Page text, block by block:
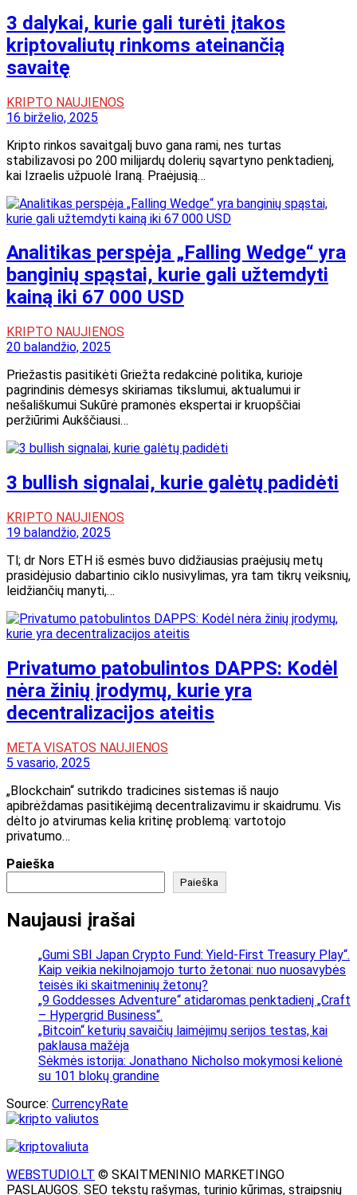
3 dalykai, kurie gali turėti įtakos
kriptovaliutų rinkoms ateinančią
savaitę
KRIPTO NAUJIENOS
16 birželio, 2025
Kripto rinkos savaitgalį buvo gana rami, nes turtas
stabilizavosi po 200 milijardų dolerių sąvartyno penktadienį,
kai Izraelis užpuolė Iraną. Praėjusią…
Analitikas perspėja „Falling Wedge“ yra
banginių spąstai, kurie gali užtemdyti
kainą iki 67 000 USD
KRIPTO NAUJIENOS
20 balandžio, 2025
Priežastis pasitikėti Griežta redakcinė politika, kurioje
pagrindinis dėmesys skiriamas tikslumui, aktualumui ir
nešališkumui Sukūrė pramonės ekspertai ir kruopščiai
peržiūrimi Aukščiausi…
3 bullish signalai, kurie galėtų padidėti
KRIPTO NAUJIENOS
19 balandžio, 2025
Tl; dr Nors ETH iš esmės buvo didžiausias praėjusių metų
prasidėjusio dabartinio ciklo nusivylimas, yra tam tikrų veiksnių,
leidžiančių manyti,…
Privatumo patobulintos DAPPS: Kodėl
nėra žinių įrodymų, kurie yra
decentralizacijos ateitis
META VISATOS NAUJIENOS
5 vasario, 2025
„Blockchain“ sutrikdo tradicines sistemas iš naujo
apibrėždamas pasitikėjimą decentralizavimu ir skaidrumu. Vis
dėlto jo atvirumas kelia kritinę problemą: vartotojo
privatumo…
Paieška
Paieška
Naujausi įrašai
„Gumi SBI Japan Crypto Fund: Yield-First Treasury Play“.
Kaip veikia nekilnojamojo turto žetonai: nuo nuosavybės
teisės iki skaitmeninių žetonų?
„9 Goddesses Adventure“ atidaromas penktadienį „Craft
– Hypergrid Business“.
„Bitcoin“ keturių savaičių laimėjimų serijos testas, kai
paklausa mažėja
Sėkmės istorija: Jonathano Nicholso mokymosi kelionė
su 101 blokų grandine
Source: CurrencyRate
WEBSTUDIO.LT © SKAITMENINIO MARKETINGO
PASLAUGOS. SEO tekstų rašymas, turinio kūrimas, straipsnių